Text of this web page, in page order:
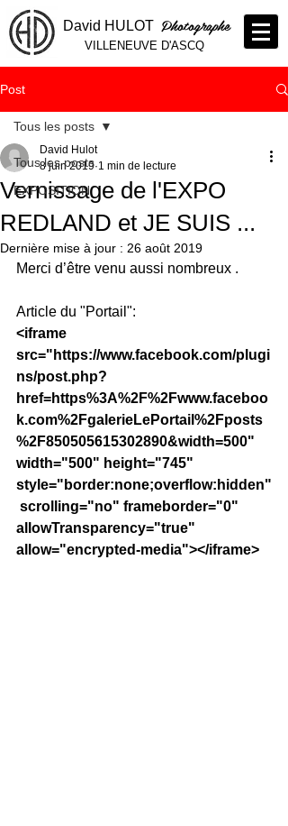
David HULOT Photographe
VILLENEUVE D'ASCQ
Post
Tous les posts
EXPOSITION
Tous les posts
Vernissage de l'EXPO
REDLAND et JE SUIS ...
David Hulot
8 juin 2019 1 min de lecture
Dernière mise à jour : 26 août 2019
Merci d’être venu aussi nombreux .
Article du "Portail":
<iframe
src="https://www.facebook.com/plugi
ns/post.php?
href=https%3A%2F%2Fwww.faceboo
k.com%2FgalerieLePortail%2Fposts
%2F850505615302890&width=500"
width="500" height="745"
style="border:none;overflow:hidden"
scrolling="no" frameborder="0"
allowTransparency="true"
allow="encrypted-media"></iframe>